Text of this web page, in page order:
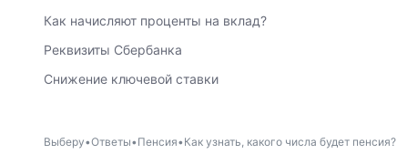
Как начисляют проценты на вклад?
Реквизиты Сбербанка
Снижение ключевой ставки
Выберу Ответы Пенсия Как узнать, какого числа будет пенсия?